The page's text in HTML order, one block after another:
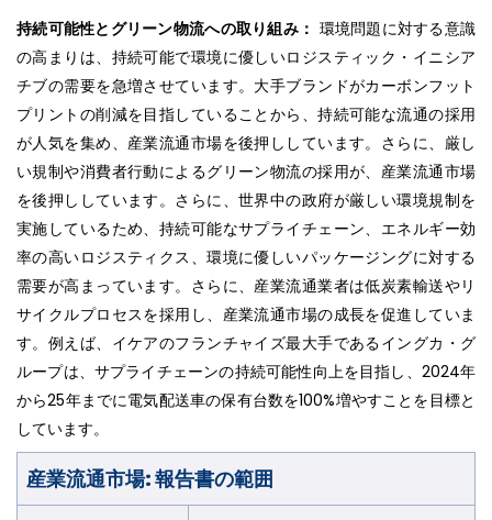
持続可能性とグリーン物流への取り組み： 環境問題に対する意識
の高まりは、持続可能で環境に優しいロジスティック・イニシア
チブの需要を急増させています。大手ブランドがカーボンフット
プリントの削減を目指していることから、持続可能な流通の採用
が人気を集め、産業流通市場を後押ししています。さらに、厳し
い規制や消費者行動によるグリーン物流の採用が、産業流通市場
を後押ししています。さらに、世界中の政府が厳しい環境規制を
実施しているため、持続可能なサプライチェーン、エネルギー効
率の高いロジスティクス、環境に優しいパッケージングに対する
需要が高まっています。さらに、産業流通業者は低炭素輸送やリ
サイクルプロセスを採用し、産業流通市場の成長を促進していま
す。例えば、イケアのフランチャイズ最大手であるイングカ・グ
ループは、サプライチェーンの持続可能性向上を目指し、2024年
から25年までに電気配送車の保有台数を100%増やすことを目標と
しています。
産業流通市場: 報告書の範囲